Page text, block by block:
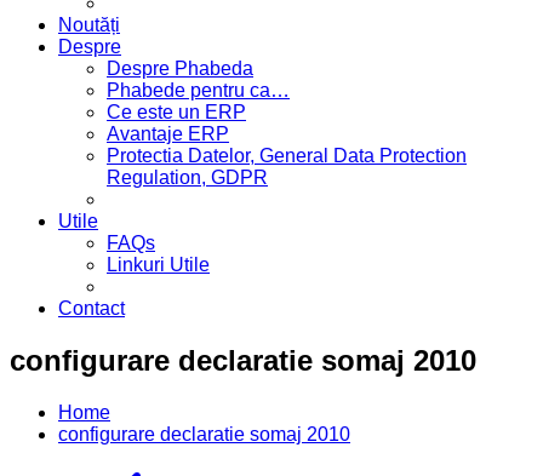
Noutăți
Despre
Despre Phabeda
Phabede pentru ca…
Ce este un ERP
Avantaje ERP
Protectia Datelor, General Data Protection
Regulation, GDPR
Utile
FAQs
Linkuri Utile
Contact
configurare declaratie somaj 2010
Home
configurare declaratie somaj 2010